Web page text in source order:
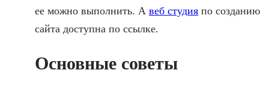
ее можно выполнить. А веб студия по созданию
сайта доступна по ссылке.
Основные советы